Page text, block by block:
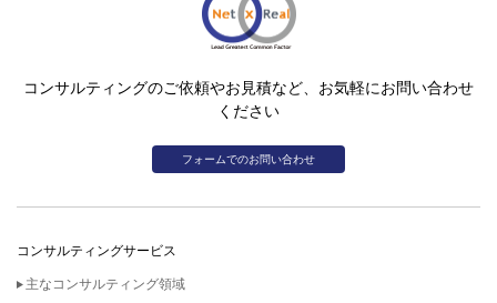
コンサルティングのご依頼やお見積など、お気軽にお問い合わせ
ください
フォームでのお問い合わせ
コンサルティングサービス
主なコンサルティング領域